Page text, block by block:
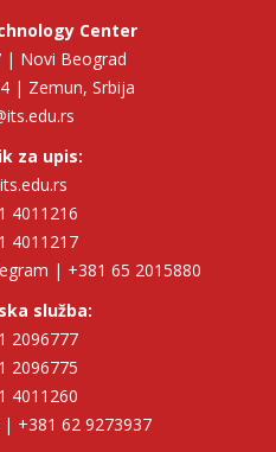
Center
| Novi Beograd
| Zemun, Srbija
za upis:
4011216
4011217
| +381 65 2015880
služba:
2096777
2096775
4011260
| +381 62 9273937